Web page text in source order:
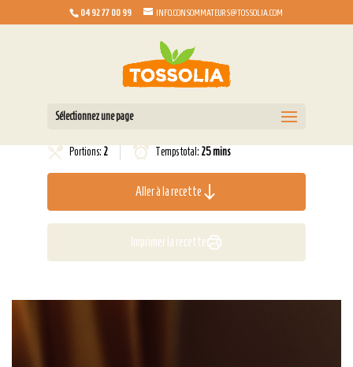
04 92 77 00 99 INFO.CONSOMMATEURS@TOSSOLIA.COM
Sélectionnez une page
Portions: 2 Temps total: 25 mins
Aller à la recette
Imprimer la recette